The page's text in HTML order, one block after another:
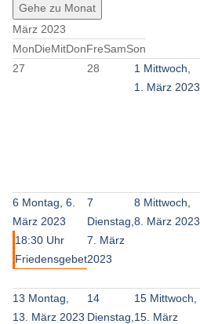
Gehe zu Monat
März 2023
MonDieMitDonFreSamSon
27
28 1 Mittwoch,
1. März 2023
6 Montag, 6.
März 2023
18:30 Uhr
Friedensgebet
7
Dienstag,
7. März
2023
8 Mittwoch,
8. März 2023
13 Montag,
13. März 2023
14
Dienstag,
15 Mittwoch,
15. März